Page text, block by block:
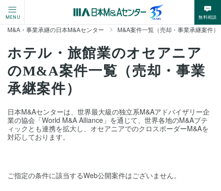
MENU 無料相談
M&A・事業承継の日本M&Aセンター M&A案件一覧（売却・事業承継案件）
ホテル・旅館業のオセアニア
のM&A案件一覧（売却・事業
承継案件）
日本M&Aセンターは、世界最大級の独立系M&Aアドバイザリー企
業の協会「World M&A Alliance」を通じて、世界各地のM&Aブテ
ィックとも連携を拡大し、オセアニアでのクロスボーダーM&Aを
対応しております。
ご指定の条件に該当するWeb公開案件はございません。